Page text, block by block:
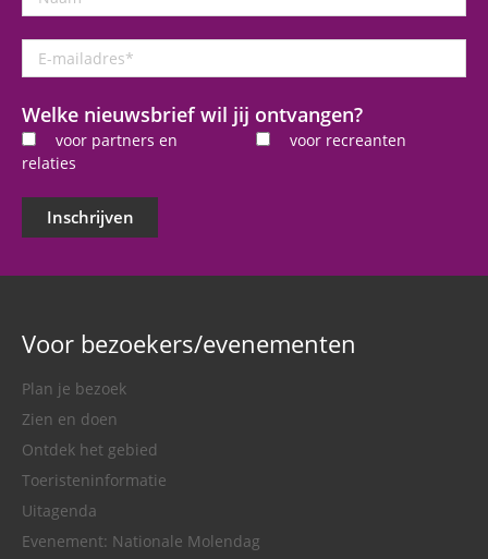
mailadres
Welke nieuwsbrief wil jij ontvangen?
voor partners en
relaties
voor recreanten
Inschrijven
Voor bezoekers/evenementen
Plan je bezoek
Zien en doen
Ontdek het gebied
Toeristeninformatie
Uitagenda
Evenement: Nationale Molendag